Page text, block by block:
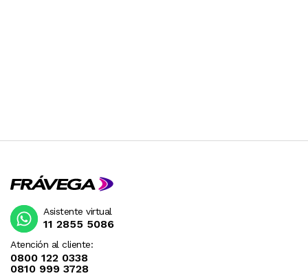
Atención al cliente:
0800 122 0338
0810 999 3728
Asistente virtual
11 2855 5086